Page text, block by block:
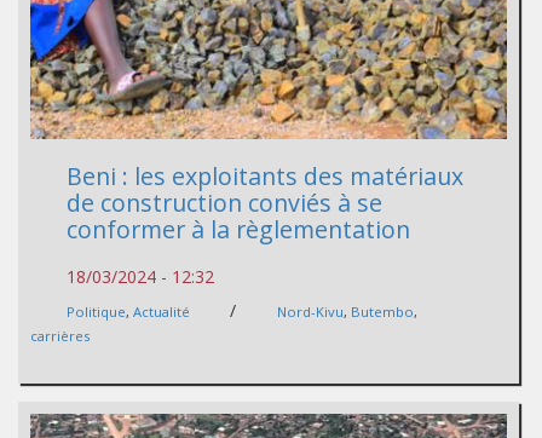
Beni : les exploitants des matériaux
de construction conviés à se
conformer à la règlementation
18/03/2024 - 12:32
Politique, Actualité / Nord-Kivu, Butembo,
carrières